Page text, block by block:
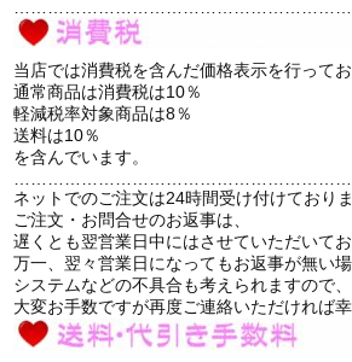
当店では消費税を含んだ価格表示を行ってお
通常商品は消費税は10％
軽減税率対象商品は8％
送料は10％
を含んでいます。
ネットでのご注文は24時間受け付けておりま
ご注文・お問合せのお返事は、
遅くとも翌営業日中にはさせていただいてお
万一、翌々営業日になってもお返事が無い
システムなどの不具合も考えられますので、
大変お手数ですが再度ご連絡いただければ幸